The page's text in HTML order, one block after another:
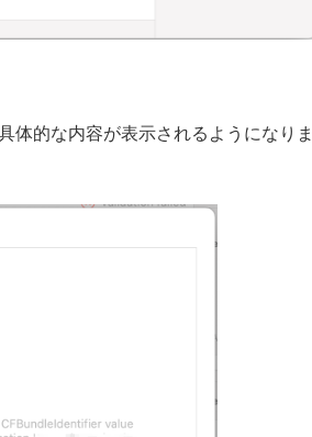
的な内容が表示されるようになりま